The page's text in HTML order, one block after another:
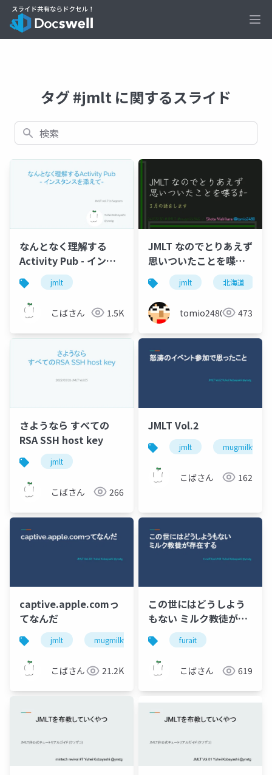
タグ #jmlt に関するスライド
検索
なんとなく理解する
Activity Pub - インス
タンスを添えて-
jmlt
こばさん 1.5K
JMLT なのでとりあえず
思いついたことを喋るｶ
ｰ
jmlt 北海道
tomio2480 473
さようなら すべての
RSA SSH host key
jmlt
こばさん 266
JMLT Vol.2
jmlt mugmilk946
こばさん 162
captive.apple.comっ
てなんだ
jmlt mugmilk946
こばさん 21.2K
この世にはどうしよう
もない ミルク教徒が存
在するfurait
こばさん 619